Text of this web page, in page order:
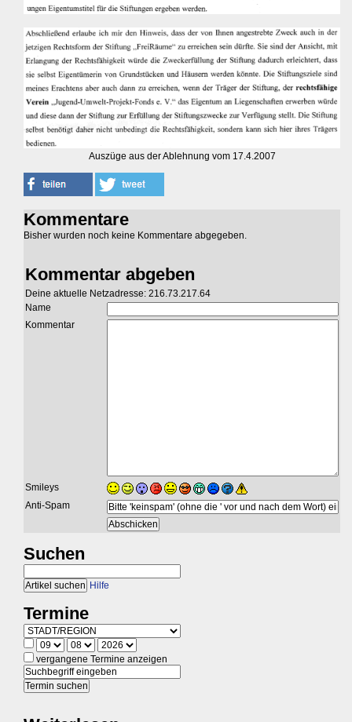
Auszüge aus der Ablehnung vom 17.4.2007
Kommentare
Bisher wurden noch keine Kommentare abgegeben.
Kommentar abgeben
Deine aktuelle Netzadresse: 216.73.217.64
Name
Kommentar
Smileys
Anti-Spam
Suchen
Hilfe
Termine
vergangene Termine anzeigen